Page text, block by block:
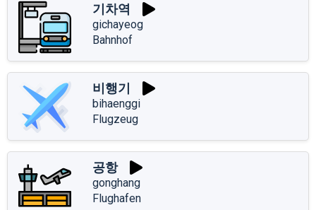
기차역
gichayeog
Bahnhof
비행기
bihaenggi
Flugzeug
공항
gonghang
Flughafen